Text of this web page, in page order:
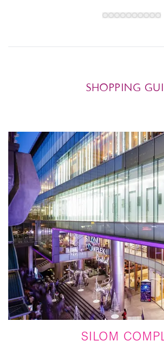
SHOPPING
SILOM